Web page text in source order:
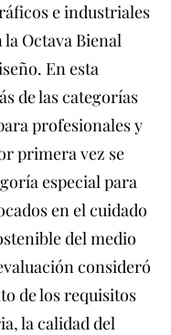
e industriales
Octava Bienal
En esta
de las categorías
profesionales y
primera vez se
especial para
en el cuidado
del medio
consideró
de los requisitos
la calidad del